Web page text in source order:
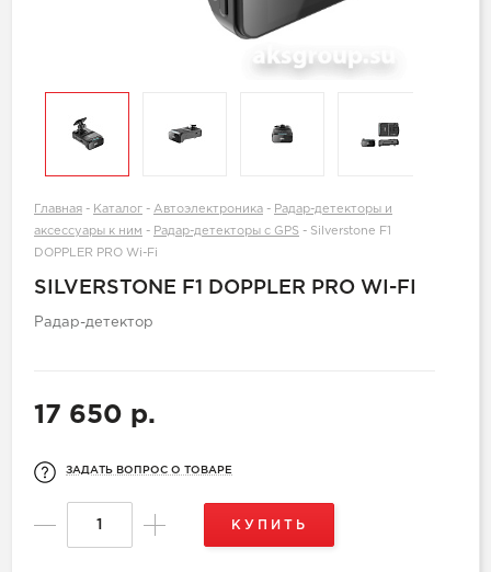
Главная - Каталог - Автоэлектроника - Радар-детекторы и
аксессуары к ним - Радар-детекторы с GPS - Silverstone F1
DOPPLER PRO Wi-Fi
SILVERSTONE F1 DOPPLER PRO WI-FI
Радар-детектор
17 650 р.
ЗАДАТЬ ВОПРОС О ТОВАРЕ
КУПИТЬ